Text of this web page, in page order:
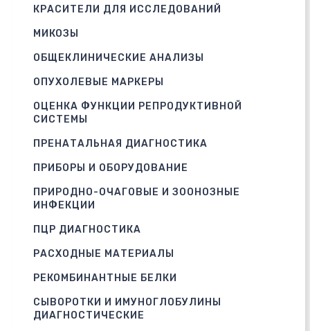
КРАСИТЕЛИ ДЛЯ ИССЛЕДОВАНИЙ
МИКОЗЫ
ОБЩЕКЛИНИЧЕСКИЕ АНАЛИЗЫ
ОПУХОЛЕВЫЕ МАРКЕРЫ
ОЦЕНКА ФУНКЦИИ РЕПРОДУКТИВНОЙ
СИСТЕМЫ
ПРЕНАТАЛЬНАЯ ДИАГНОСТИКА
ПРИБОРЫ И ОБОРУДОВАНИЕ
ПРИРОДНО-ОЧАГОВЫЕ И ЗООНОЗНЫЕ
ИНФЕКЦИИ
ПЦР ДИАГНОСТИКА
РАСХОДНЫЕ МАТЕРИАЛЫ
РЕКОМБИНАНТНЫЕ БЕЛКИ
СЫВОРОТКИ И ИМУНОГЛОБУЛИНЫ
ДИАГНОСТИЧЕСКИЕ